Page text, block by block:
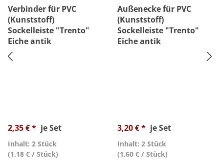
Verbinder für PVC
(Kunststoff)
Sockelleiste "Trento"
Eiche antik
2,35 € * je Set
Inhalt: 2 Stück
(1,18 € / Stück)
Außenecke für PVC
(Kunststoff)
Sockelleiste "Trento"
Eiche antik
3,20 € * je Set
Inhalt: 2 Stück
(1,60 € / Stück)